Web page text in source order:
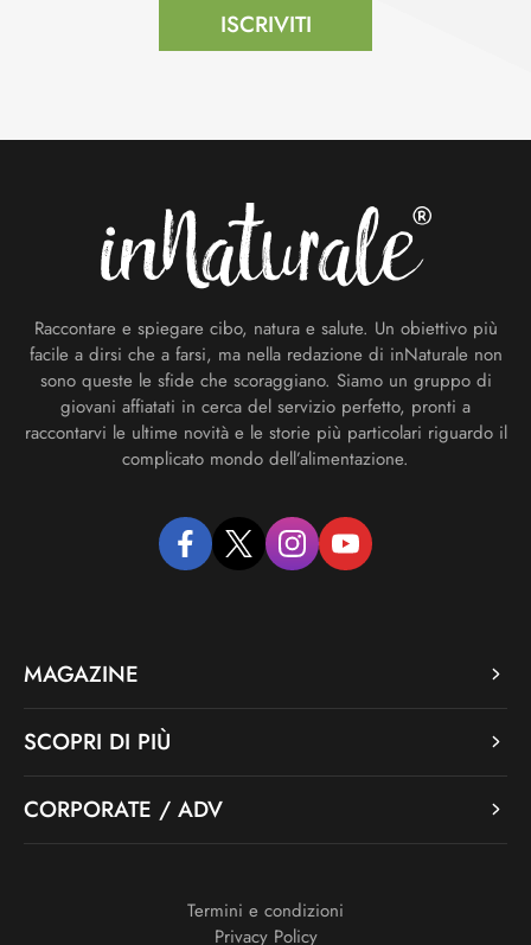
ISCRIVITI
Raccontare e spiegare cibo, natura e salute. Un obiettivo più
facile a dirsi che a farsi, ma nella redazione di inNaturale non
sono queste le sfide che scoraggiano. Siamo un gruppo di
giovani affiatati in cerca del servizio perfetto, pronti a
raccontarvi le ultime novità e le storie più particolari riguardo il
complicato mondo dell’alimentazione.
facebooktwitter instagramyoutube
MAGAZINE
SCOPRI DI PIÙ
CORPORATE / ADV
Termini e condizioni
Privacy Policy